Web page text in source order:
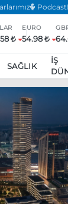
Podcast
₺
EURO
54.98 ₺
SAĞLIK
İŞ
Özel,
Boykot